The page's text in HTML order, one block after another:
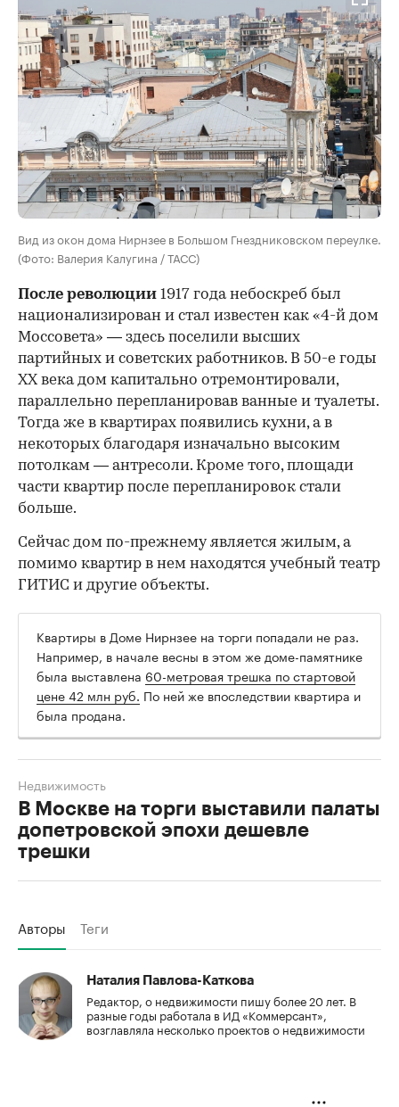
Вид из окон дома Нирнзее в Большом Гнездниковском переулке.
(Фото: Валерия Калугина / ТАСС)
После революции 1917 года небоскреб был
национализирован и стал известен как «4-й дом
Моссовета» — здесь поселили высших
партийных и советских работников. В 50-е годы
ХХ века дом капитально отремонтировали,
параллельно перепланировав ванные и туалеты.
Тогда же в квартирах появились кухни, а в
некоторых благодаря изначально высоким
потолкам — антресоли. Кроме того, площади
части квартир после перепланировок стали
больше.
Сейчас дом по-прежнему является жилым, а
помимо квартир в нем находятся учебный театр
ГИТИС и другие объекты.
Квартиры в Доме Нирнзее на торги попадали не раз.
Например, в начале весны в этом же доме-памятнике
была выставлена 60-метровая трешка по стартовой
цене 42 млн руб. По ней же впоследствии квартира и
была продана.
В Москве на торги выставили палаты
допетровской эпохи дешевле
трешки
Недвижимость
Авторы Теги
Наталия Павлова-Каткова
Редактор, о недвижимости пишу более 20 лет. В
разные годы работала в ИД «Коммерсант»,
возглавляла несколько проектов о недвижимости